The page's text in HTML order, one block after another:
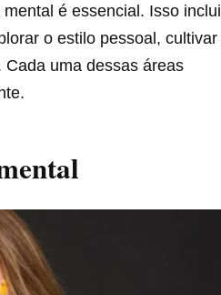
é essencial. Isso inclui
o estilo pessoal, cultivar
uma dessas áreas